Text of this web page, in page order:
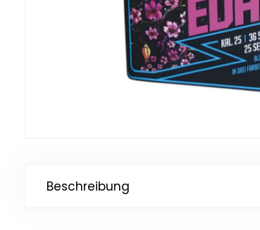
Beschreibung